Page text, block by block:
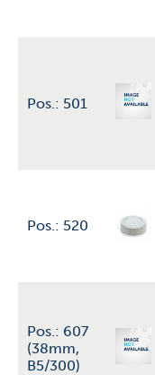
Pos.: 501
Pos.: 520
Pos.: 607
(38mm,
B5/300)